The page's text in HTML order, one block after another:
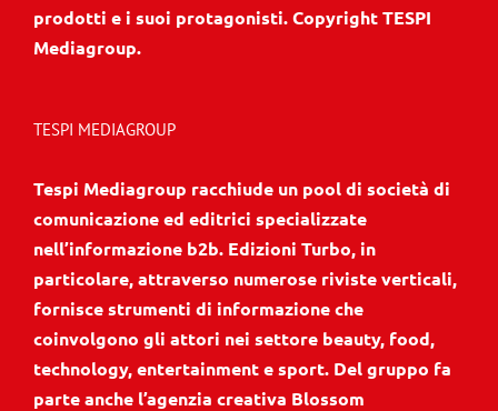
prodotti e i suoi protagonisti. Copyright TESPI
Mediagroup.
TESPI MEDIAGROUP
Tespi Mediagroup racchiude un pool di società di
comunicazione ed editrici specializzate
nell’informazione b2b. Edizioni Turbo, in
particolare, attraverso numerose riviste verticali,
fornisce strumenti di informazione che
coinvolgono gli attori nei settore beauty, food,
technology, entertainment e sport. Del gruppo fa
parte anche l’agenzia creativa Blossom